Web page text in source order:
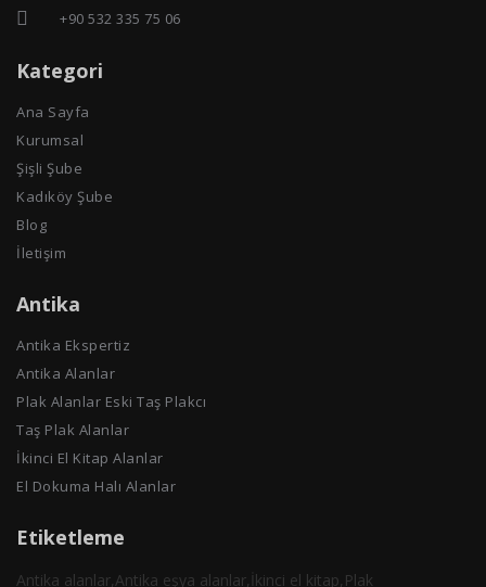
+90 532 335 75 06
Kategori
Ana Sayfa
Kurumsal
Şişli Şube
Kadıköy Şube
Blog
İletişim
Antika
Antika Ekspertiz
Antika Alanlar
Plak Alanlar Eski Taş Plakcı
Taş Plak Alanlar
İkinci El Kitap Alanlar
El Dokuma Halı Alanlar
Etiketleme
Antika alanlar,Antika eşya alanlar,İkinci el kitap,Plak